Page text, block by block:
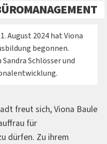
August 2024 hat Viona
begonnen.
Schlösser und
freut sich, Viona Baule
für
dürfen. Zu ihrem